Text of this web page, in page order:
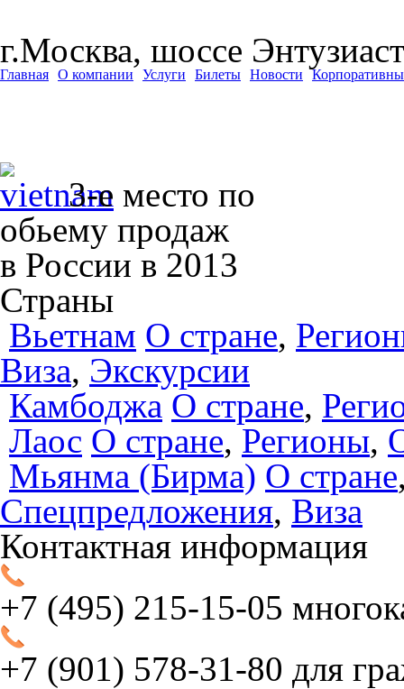
г.Москва, шоссе
Главная О компании Услуги Билеты Новости
3-е место по
обьему продаж
в России в 2013
Страны
Вьетнам О стране,
Виза, Экскурсии
Камбоджа О стране,
Лаос О стране, Регионы,
Мьянма (Бирма) О стране
Спецпредложения, Виза
Контактная информация
+7 (495) 215-15-05
+7 (901) 578-31-80 для